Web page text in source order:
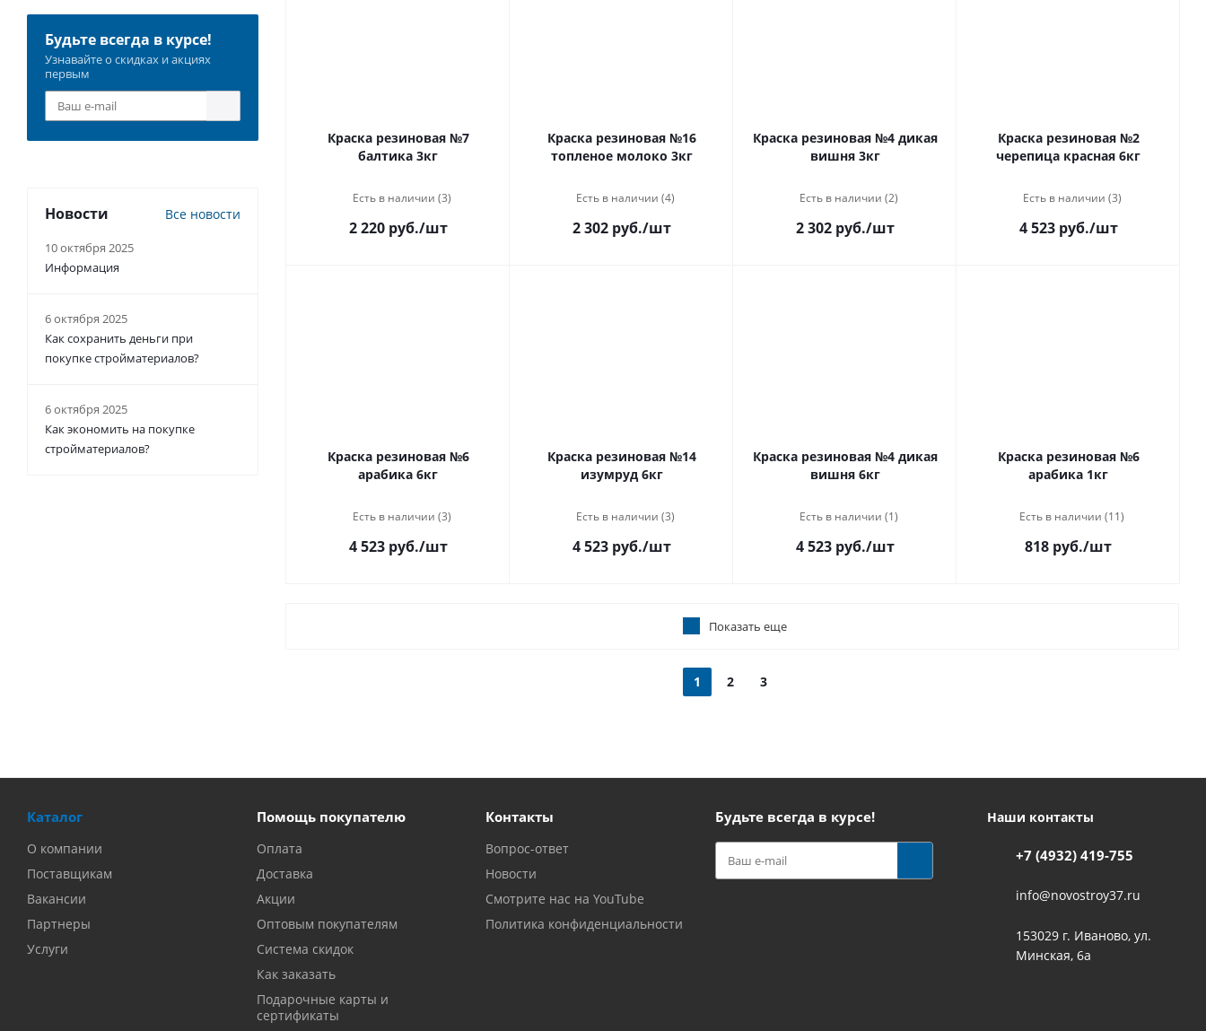
Краска резиновая №7
балтика 3кг
Есть в наличии (3)
2 220 руб./шт
Краска резиновая №16
топленое молоко 3кг
Есть в наличии (4)
2 302 руб./шт
Краска резиновая №4 дикая
вишня 3кг
Есть в наличии (2)
2 302 руб./шт
Краска резиновая №2
черепица красная 6кг
Есть в наличии (3)
4 523 руб./шт
Краска резиновая №6
арабика 6кг
Есть в наличии (3)
4 523 руб./шт
Краска резиновая №14
изумруд 6кг
Есть в наличии (3)
4 523 руб./шт
Краска резиновая №4 дикая
вишня 6кг
Есть в наличии (1)
4 523 руб./шт
Краска резиновая №6
арабика 1кг
Есть в наличии (11)
818 руб./шт
Показать еще
1 2 3
Будьте всегда в курсе!
Узнавайте о скидках и акциях
первым
Новости Все новости
10 октября 2025
Информация
6 октября 2025
Как сохранить деньги при
покупке стройматериалов?
6 октября 2025
Как экономить на покупке
стройматериалов?
Каталог
О компании
Поставщикам
Вакансии
Партнеры
Услуги
Помощь покупателю
Оплата
Доставка
Акции
Оптовым покупателям
Система скидок
Как заказать
Подарочные карты и
сертификаты
Контакты
Вопрос-ответ
Новости
Смотрите нас на YouTube
Политика конфиденциальности
Будьте всегда в курсе! Наши контакты
+7 (4932) 419-755
info@novostroy37.ru
153029 г. Иваново, ул.
Минская, 6а